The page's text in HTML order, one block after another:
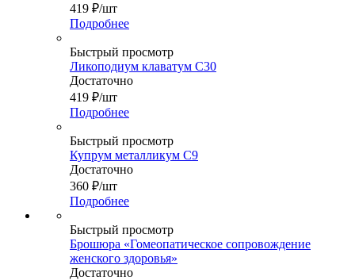
419 ₽/шт
Подробнее
Быстрый просмотр
Ликоподиум клаватум С30
Достаточно
419 ₽/шт
Подробнее
Быстрый просмотр
Купрум металликум С9
Достаточно
360 ₽/шт
Подробнее
Быстрый просмотр
Брошюра «Гомеопатическое сопровождение
женского здоровья»
Достаточно